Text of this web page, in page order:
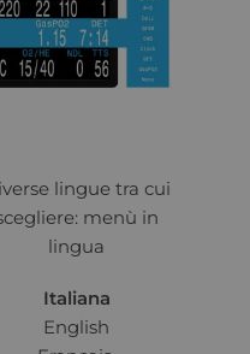
lingue tra cui
menù in
lingua
Italiana
English